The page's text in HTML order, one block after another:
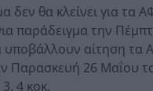
δεν θα κλείνει για τα
παράδειγμα την
υποβάλλουν αίτηση τα
Παρασκευή 26 Μαΐου
4 κοκ.